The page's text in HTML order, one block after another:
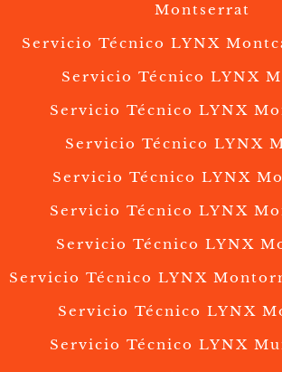
Montserrat
Servicio Técnico LYNX
Servicio Técnico LYNX
Servicio Técnico LYNX
Servicio Técnico LYNX
Servicio Técnico LYNX
Servicio Técnico LYNX
Servicio Técnico LYNX
Servicio Técnico LYNX
Servicio Técnico LYNX
Servicio Técnico LYNX